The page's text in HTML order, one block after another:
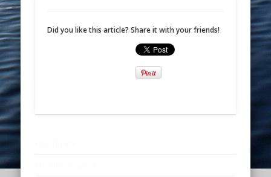
Did you like this article? Share it with your friends!